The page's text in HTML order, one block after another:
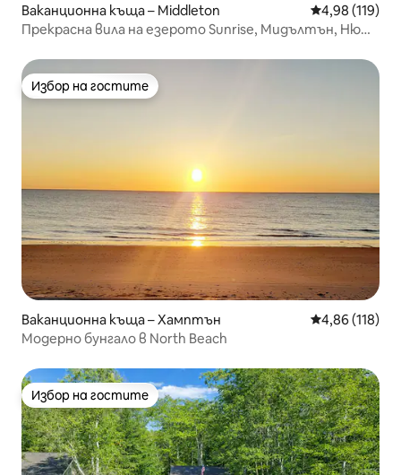
Ваканционна къща – Middleton Средна
4,98 (119)
Прекрасна вила на езерото Sunrise, Мидълтън, Ню
Избор на гостите
Избор на гостите
Ваканционна къща – Хамптън Средна
4,86 (118)
Модерно бунгало в North Beach
Избор на гостите
Избор на гостите